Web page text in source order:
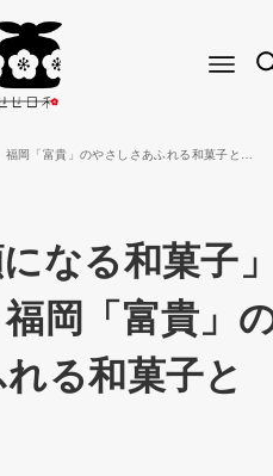
「思わず笑顔になる和菓子」を届けたい。福岡「富貴」のやさしさあふれる和菓子とは。
になる和菓子
岡「富貴」
る和菓子と